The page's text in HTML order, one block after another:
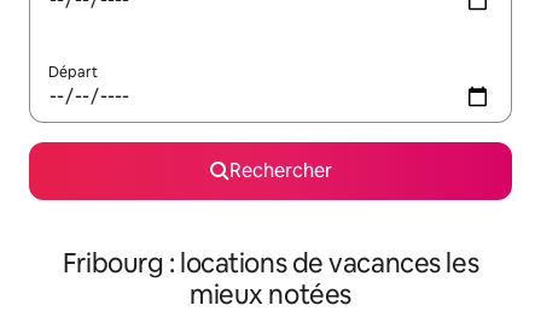
Départ
Rechercher
Fribourg : locations de vacances les
mieux notées